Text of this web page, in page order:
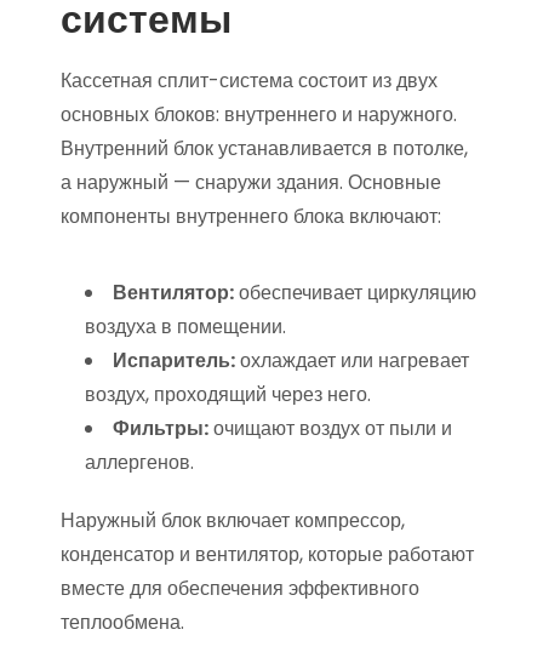
системы
Кассетная сплит-система состоит из двух
основных блоков: внутреннего и наружного.
Внутренний блок устанавливается в потолке,
а наружный — снаружи здания. Основные
компоненты внутреннего блока включают:
Вентилятор:обеспечивает циркуляцию
воздуха в помещении.
Испаритель:охлаждает или нагревает
воздух, проходящий через него.
Фильтры:очищают воздух от пыли и
аллергенов.
Наружный блок включает компрессор,
конденсатор и вентилятор, которые работают
вместе для обеспечения эффективного
теплообмена.